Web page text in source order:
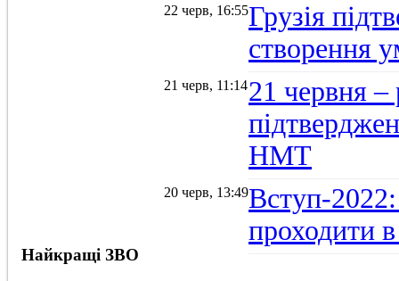
22 черв, 16:55Грузія
створення
21 черв, 11:1421 червня –
НМТ
20 черв, 13:49Вступ-
проходити в
Найкращі ЗВО